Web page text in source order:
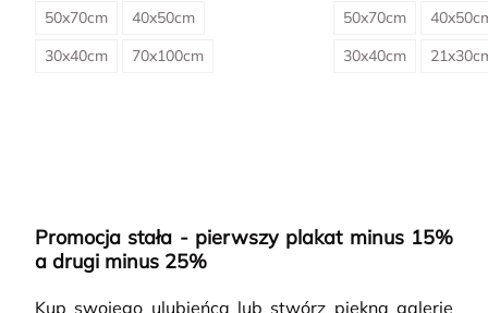
50x70cm
40x50cm
30x40cm
70x100cm
50x70cm
30x40cm
Promocja stała - pierwszy plakat minus 15%
a drugi minus 25%
Kup swojego ulubieńca lub stwórz piękną galerię